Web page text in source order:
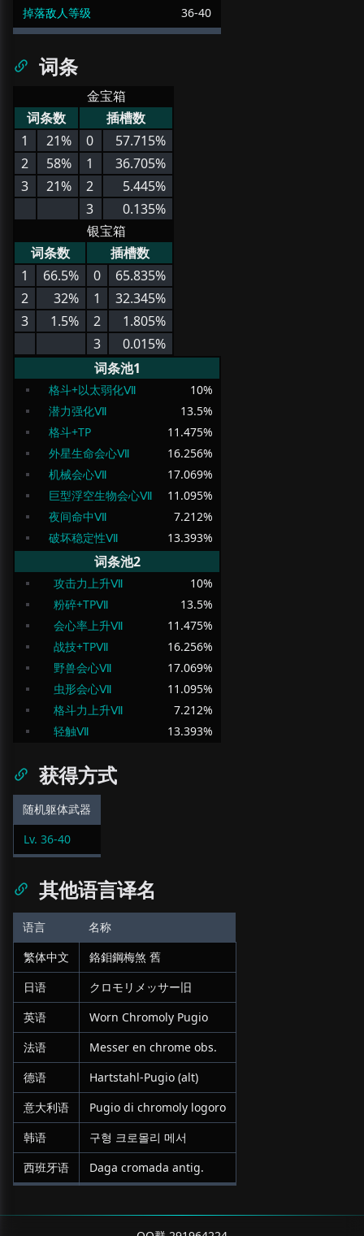
掉落敌人等级
36-40
词条
金宝箱
词条数
插槽数
1
21% 0
57.715%
2
58% 1
36.705%
3
21% 2
5.445%
3
0.135%
银宝箱
词条数
插槽数
1
66.5% 0
65.835%
2
32% 1
32.345%
3
1.5% 2
1.805%
3
0.015%
词条池1
格斗+以太弱化Ⅶ 10%
潜力强化Ⅶ
13.5%
格斗+TP
11.475%
外星生命会心Ⅶ
16.256%
机械会心Ⅶ
17.069%
巨型浮空生物会心Ⅶ
11.095%
夜间命中Ⅶ
7.212%
破坏稳定性Ⅶ
13.393%
词条池2
攻击力上升Ⅶ 10%
粉碎+TPⅦ
13.5%
会心率上升Ⅶ
11.475%
战技+TPⅦ
16.256%
野兽会心Ⅶ
17.069%
虫形会心Ⅶ
11.095%
格斗力上升Ⅶ
7.212%
轻触Ⅶ
13.393%
获得方式
随机躯体武器
Lv. 36-40
其他语言译名
语言
名称
繁体中文
鉻鉬鋼梅煞 舊
日语
クロモリメッサー旧
英语
Worn Chromoly Pugio
法语
Messer en chrome obs.
德语
Hartstahl-Pugio (alt)
意大利语
Pugio di chromoly logoro
韩语
구형 크로몰리 메서
西班牙语
Daga cromada antig.